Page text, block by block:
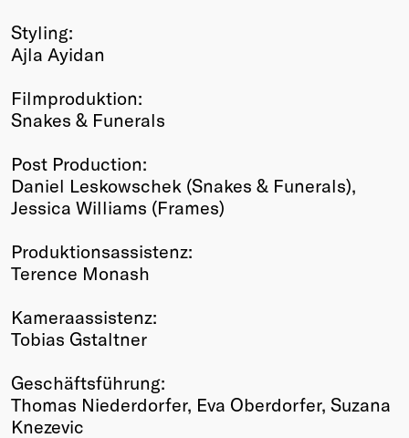
Styling:
Ajla Ayidan
Filmproduktion:
Snakes & Funerals
Post Production:
Daniel Leskowschek (Snakes & Funerals),
Jessica Williams (Frames)
Produktionsassistenz:
Terence Monash
Kameraassistenz:
Tobias Gstaltner
Geschäftsführung:
Thomas Niederdorfer, Eva Oberdorfer, Suzana
Knezevic